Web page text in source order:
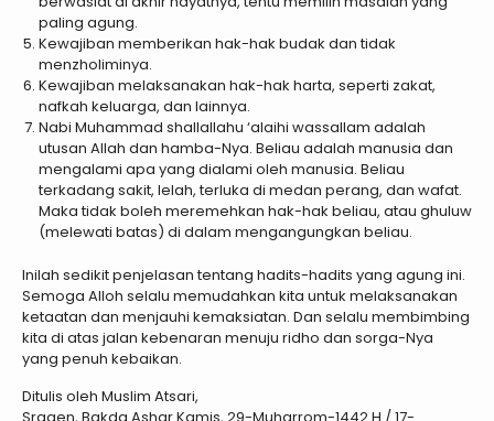
paling agung.
Kewajiban memberikan hak-hak budak dan tidak
menzholiminya.
Kewajiban melaksanakan hak-hak harta, seperti zakat,
nafkah keluarga, dan lainnya.
Nabi Muhammad shallallahu ‘alaihi wassallam adalah
utusan Allah dan hamba-Nya. Beliau adalah manusia dan
mengalami apa yang dialami oleh manusia. Beliau
terkadang sakit, lelah, terluka di medan perang, dan wafat.
Maka tidak boleh meremehkan hak-hak beliau, atau ghuluw
(melewati batas) di dalam mengangungkan beliau.
Inilah sedikit penjelasan tentang hadits-hadits yang agung ini.
Semoga Alloh selalu memudahkan kita untuk melaksanakan
ketaatan dan menjauhi kemaksiatan. Dan selalu membimbing
kita di atas jalan kebenaran menuju ridho dan sorga-Nya
yang penuh kebaikan.
Ditulis oleh Muslim Atsari,